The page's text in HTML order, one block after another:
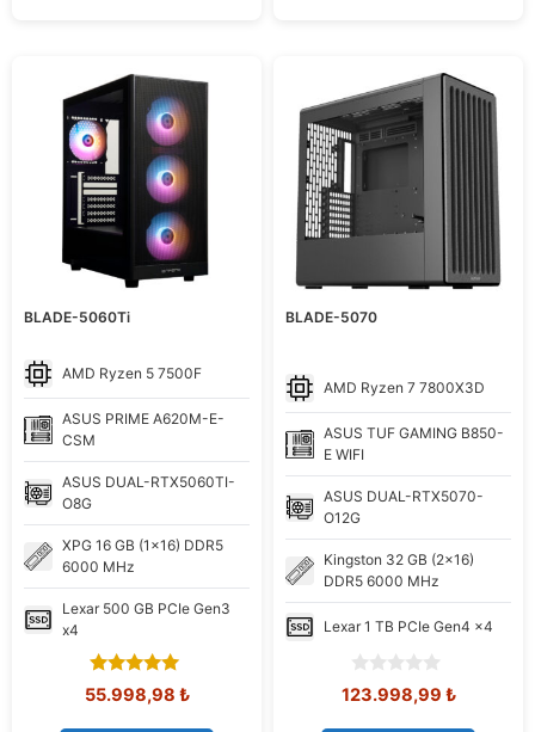
BLADE-5060Ti
AMD Ryzen 5 7500F
ASUS PRIME A620M-E-
CSM
ASUS DUAL-RTX5060TI-
O8G
XPG 16 GB (1x16) DDR5
6000 MHz
Lexar 500 GB PCIe Gen3
x4
5.00
out of 5
Orijinal
55.998,98 ₺Şu
BLADE-5070
AMD Ryzen 7 7800X3D
ASUS TUF GAMING B850-
E WIFI
ASUS DUAL-RTX5070-
O12G
Kingston 32 GB (2x16)
DDR5 6000 MHz
Lexar 1 TB PCIe Gen4 x4
0
o
u
Orijinal
123.998,99 ₺Şu